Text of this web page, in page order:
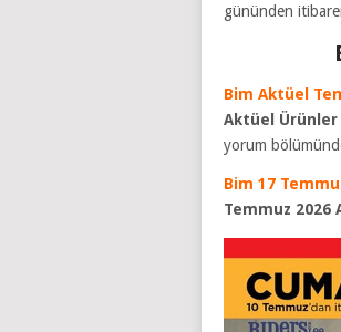
gününden
Bim Aktüel
Aktüel Ürünler
yorum
Bim 17
Temmuz 2026